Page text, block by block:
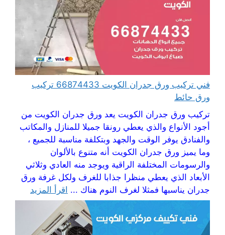
فني تركيب ورق جدران الكويت 66874433 تركيب
ورق حائط
تركيب ورق جدران الكويت يعد ورق جدران الكويت من
أجود الأنواع والذي يعطي رونقا جميلا للمنازل والمكاتب
والفنادق يوفر الوقت والجهد وبتكلفة مناسبة للجميع ،
وما يميز ورق جدران الكويت أنه متنوع بالألوان
والرسومات المختلفة الراقية ويوجد منه العادي وثلاثي
الأبعاد الذي يعطي منظرا جذابا للغرف ولكل غرفة ورق
جدران يناسبها فمثلا لغرف النوم هناك ... اقرأ المزيد